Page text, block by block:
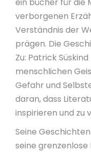
verborgenen
Verständnis der
prägen. Die
Zu: Patrick
menschlichen
Gefahr und
daran, dass
inspirieren und zu
Seine
seine grenzenlose